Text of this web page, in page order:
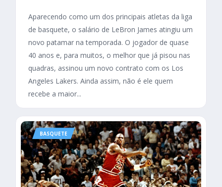
Aparecendo como um dos principais atletas da liga
de basquete, o salário de LeBron James atingiu um
novo patamar na temporada. O jogador de quase
40 anos e, para muitos, o melhor que já pisou nas
quadras, assinou um novo contrato com os Los
Angeles Lakers. Ainda assim, não é ele quem
recebe a maior...
BASQUETE